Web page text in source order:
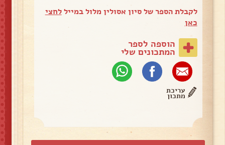
לקבלת הספר של סיון אסולין מלול במייללחצי
כאן
הוספה לספר
המתכונים שלי
עריכת
מתכון